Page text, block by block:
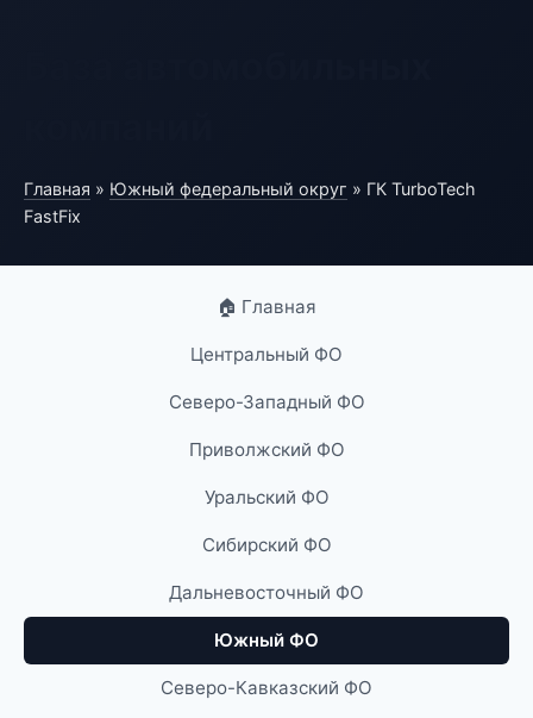
Главная » Южный федеральный округ » ГК TurboTech
FastFix
🏠 Главная
Центральный ФО
Северо-Западный ФО
Приволжский ФО
Уральский ФО
Сибирский ФО
Дальневосточный ФО
Южный ФО
Северо-Кавказский ФО